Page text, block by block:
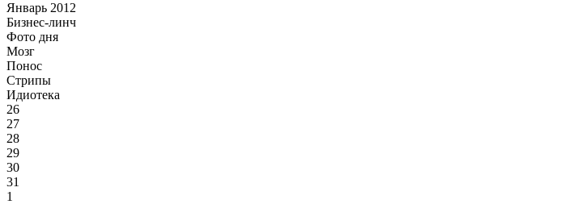
Январь 2012
Бизнес-линч
Фото дня
Мозг
Понос
Стрипы
Идиотека
26
27
28
29
30
31
1